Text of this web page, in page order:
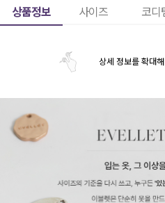
상품정보 사이즈 코디
상세 정보를 확대